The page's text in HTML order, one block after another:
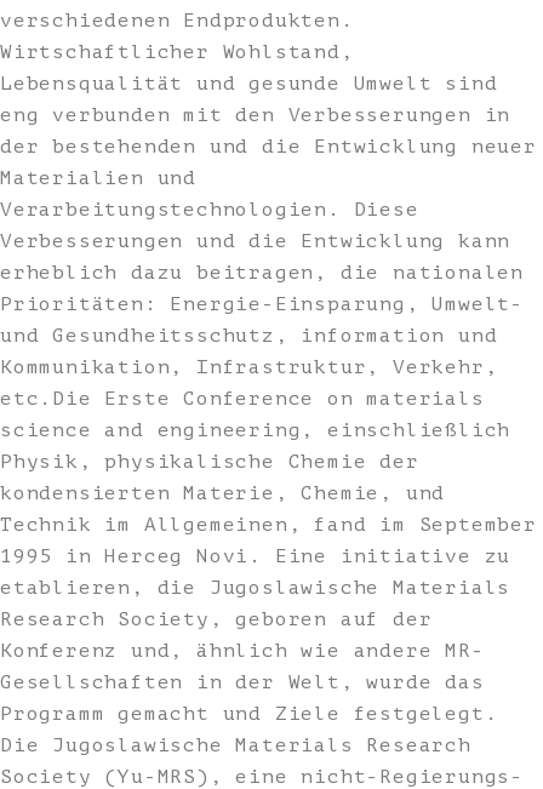
verschiedenen Endprodukten.
Wirtschaftlicher Wohlstand,
Lebensqualität und gesunde Umwelt sind
eng verbunden mit den Verbesserungen in
der bestehenden und die Entwicklung neuer
Materialien und
Verarbeitungstechnologien. Diese
Verbesserungen und die Entwicklung kann
erheblich dazu beitragen, die nationalen
Prioritäten: Energie-Einsparung, Umwelt-
und Gesundheitsschutz, information und
Kommunikation, Infrastruktur, Verkehr,
etc.Die Erste Conference on materials
science and engineering, einschließlich
Physik, physikalische Chemie der
kondensierten Materie, Chemie, und
Technik im Allgemeinen, fand im September
1995 in Herceg Novi. Eine initiative zu
etablieren, die Jugoslawische Materials
Research Society, geboren auf der
Konferenz und, ähnlich wie andere MR-
Gesellschaften in der Welt, wurde das
Programm gemacht und Ziele festgelegt.
Die Jugoslawische Materials Research
Society (Yu-MRS), eine nicht-Regierungs-